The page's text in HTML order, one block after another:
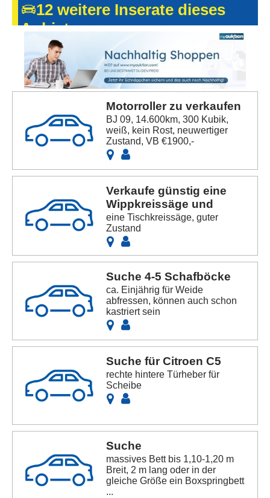
12 weitere Inserate dieses
Anbieters
Motorroller zu verkaufen
BJ 09, 14.600km, 300 Kubik,
weiß, kein Rost, neuwertiger
Zustand, VB €1900,-
Verkaufe günstig eine
Wippkreissäge und
eine Tischkreissäge, guter
Zustand
Suche 4-5 Schafböcke
ca. Einjährig für Weide
abfressen, können auch schon
kastriert sein
Suche für Citroen C5
rechte hintere Türheber für
Scheibe
Suche
massives Bett bis 1,10-1,20 m
Breit, 2 m lang oder in der
gleiche Größe ein Boxspringbett
...